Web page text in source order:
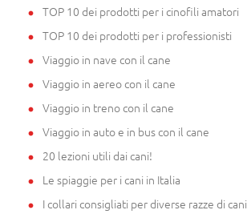
TOP 10 dei prodotti per i cinofili amatori
TOP 10 dei prodotti per i professionisti
Viaggio in nave con il cane
Viaggio in aereo con il cane
Viaggio in treno con il cane
Viaggio in auto e in bus con il cane
20 lezioni utili dai cani!
Le spiaggie per i cani in Italia
I collari consigliati per diverse razze di cani